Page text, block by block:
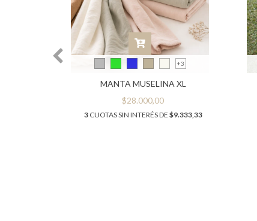
+3
MANTA MUSELINA XL
$28.000,00
3CUOTAS SIN INTERÉS DE $9.333,33